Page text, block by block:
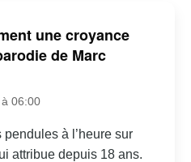
une croyance
de Marc
06:00
à l’heure sur
attribue depuis 18 ans.